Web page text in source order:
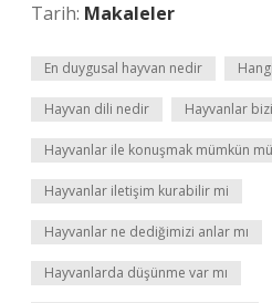
Tarih: Makaleler
En duygusal hayvan nedir
Hayvan dili nedir Hayvanlar
Hayvanlar ile konuşmak mümkün mü
Hayvanlar iletişim kurabilir mi
Hayvanlar ne dediğimizi anlar mı
Hayvanlarda düşünme var mı